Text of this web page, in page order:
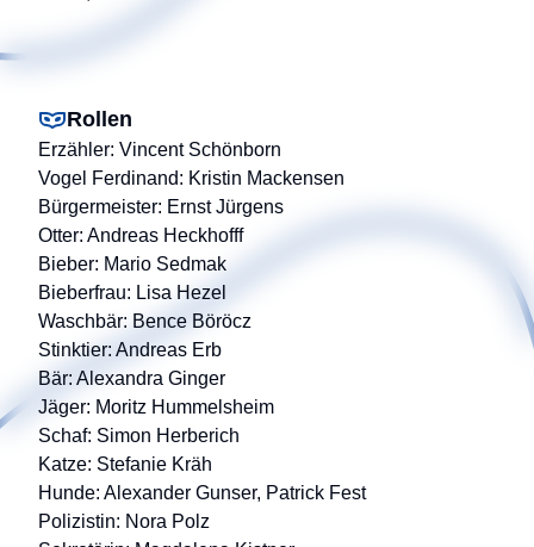
Rollen
Erzähler: Vincent Schönborn
Vogel Ferdinand: Kristin Mackensen
Bürgermeister: Ernst Jürgens
Otter: Andreas Heckhofff
Bieber: Mario Sedmak
Bieberfrau: Lisa Hezel
Waschbär: Bence Böröcz
Stinktier: Andreas Erb
Bär: Alexandra Ginger
Jäger: Moritz Hummelsheim
Schaf: Simon Herberich
Katze: Stefanie Kräh
Hunde: Alexander Gunser, Patrick Fest
Polizistin: Nora Polz